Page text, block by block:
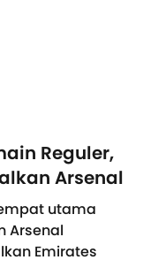
Reguler,
Arsenal
utama
Arsenal
Emirates